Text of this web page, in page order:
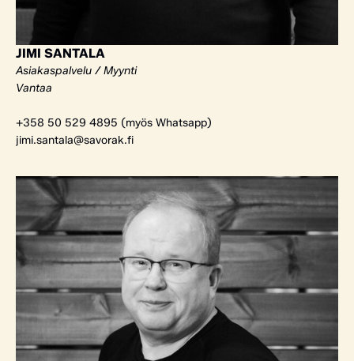
JIMI SANTALA
Asiakaspalvelu / Myynti
Vantaa
+358 50 529 4895 (myös Whatsapp)
jimi.santala@savorak.fi